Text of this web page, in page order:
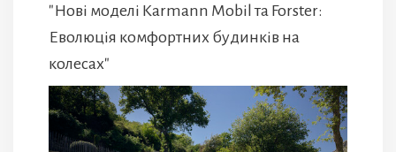
"Нові моделі Karmann Mobil та Forster:
Еволюція комфортних будинків на
колесах"